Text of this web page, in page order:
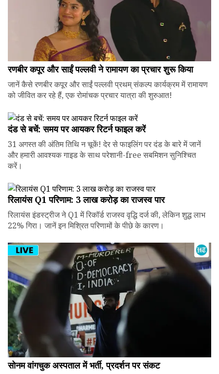
रणबीर कपूर और साईं पल्लवी ने रामायण का प्रचार शुरू किया
जानें कैसे रणबीर कपूर और साईं पल्लवी प्रथम् संकल्प कार्यक्रम में रामायण
को जीवित कर रहे हैं, एक रोमांचक प्रचार यात्रा की शुरुआत!
दंड से बचें: समय पर आयकर रिटर्न फाइल करें
31 अगस्त की अंतिम तिथि न चूकें! देर से फाइलिंग पर दंड के बारे में जानें
और हमारी आवश्यक गाइड के साथ परेशानी-free सबमिशन सुनिश्चित
करें।
रिलायंस Q1 परिणाम: ₹3 लाख करोड़ का राजस्व पार
रिलायंस इंडस्ट्रीज ने Q1 में रिकॉर्ड राजस्व वृद्धि दर्ज की, लेकिन शुद्ध लाभ
22% गिरा। जानें इन मिश्रित परिणामों के पीछे के कारण।
सोनम वांगचुक अस्पताल में भर्ती, प्रदर्शन पर संकट